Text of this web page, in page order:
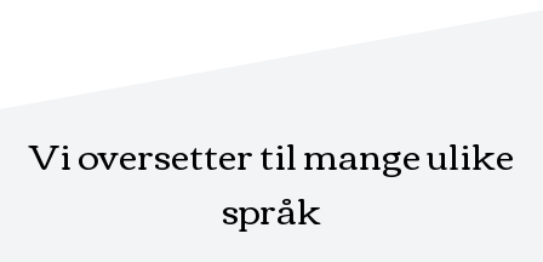
Vi oversetter til mange ulike
språk